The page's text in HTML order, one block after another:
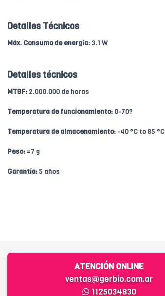
Detalles Técnicos
Máx. Consumo de energía: 3.1 W
Detalles técnicos
MTBF: 2.000.000 de horas
Temperatura de funcionamiento: 0-70?
Temperatura de almacenamiento: -40 °C to 85 °C
Peso: =7 g
Garantía:5 años
ATENCIÓN ONLINE
ventas@gerbio.com.ar
1125034830